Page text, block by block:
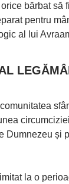
bărbat să
pentru
al lui
Dumnezeu și
la o